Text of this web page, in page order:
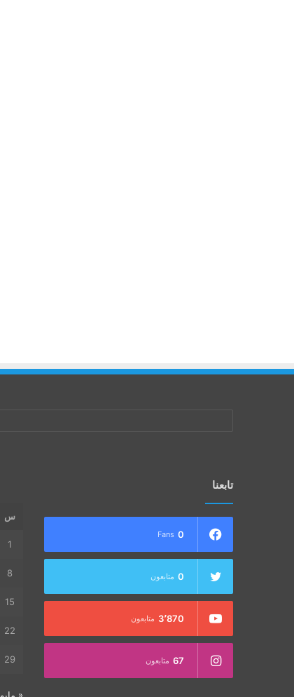
تابعنا
0
Fans
0 متابعون
3٬870 متابعون
67 متابعون
س
1
8
15
22
29
« مايو